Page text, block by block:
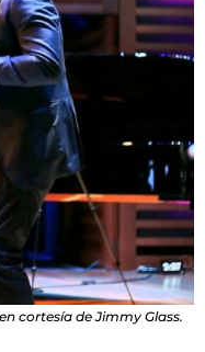
cortesía de Jimmy Glass.